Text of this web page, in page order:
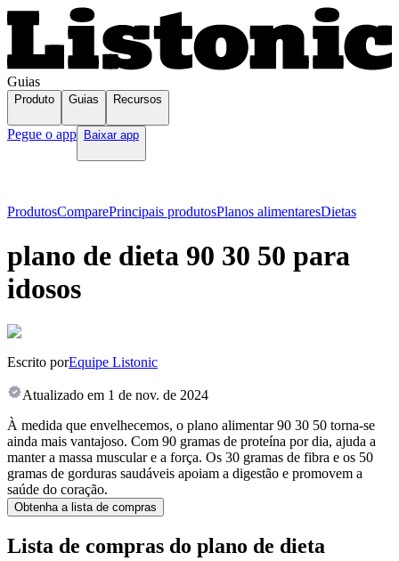
Guias
Produto Guias Recursos
Pegue o app Baixar app
ProdutosComparePrincipais produtosPlanos alimentaresDietas
plano de dieta 90 30 50 para
idosos
Escrito porEquipe Listonic
Atualizado em 1 de nov. de 2024
À medida que envelhecemos, o plano alimentar 90 30 50 torna-se
ainda mais vantajoso. Com 90 gramas de proteína por dia, ajuda a
manter a massa muscular e a força. Os 30 gramas de fibra e os 50
gramas de gorduras saudáveis apoiam a digestão e promovem a
saúde do coração.
Obtenha a lista de compras
Lista de compras do plano de dieta